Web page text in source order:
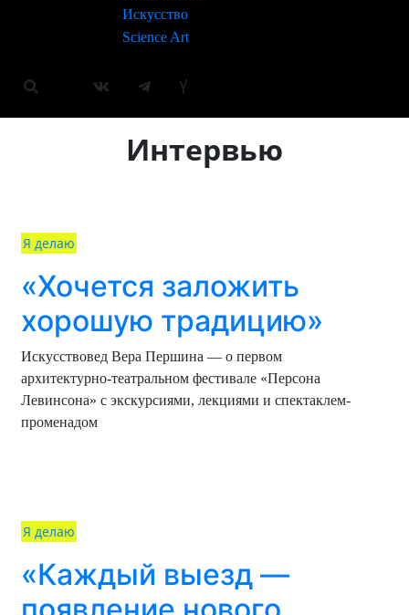
Искусство
Science Art
Интервью
Я делаю
«Хочется заложить
хорошую традицию»
Искусствовед Вера Першина — о первом
архитектурно-театральном фестивале «Персона
Левинсона» с экскурсиями, лекциями и спектаклем-
променадом
Я делаю
«Каждый выезд —